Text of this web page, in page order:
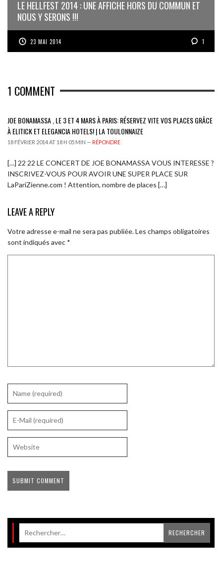
LE HELLFEST 2014 : UNE AFFICHE HORS DU COMMUN ET
NOUS Y SERONS !!!
23 MAI 2014 1
1 COMMENT
JOE BONAMASSA , LE 3 ET 4 MARS À PARIS: RÉSERVEZ VITE VOS PLACES GRÂCE
À ELITICK ET ELEGANCIA HOTELS! | LA TOULONNAIZE
18 FÉVRIER 2014 AT 18 H 05 MIN — RÉPONDRE
[…] 22 22 LE CONCERT DE JOE BONAMASSA VOUS INTERESSE ?
INSCRIVEZ-VOUS POUR AVOIR UNE SUPER PLACE SUR
LaPariZienne.com ! Attention, nombre de places […]
LEAVE A REPLY
Votre adresse e-mail ne sera pas publiée.Les champs obligatoires
sont indiqués avec *